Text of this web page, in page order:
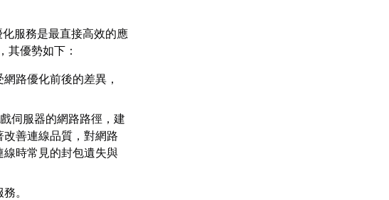
服務是最直接高效的應
其優勢如下：
路優化前後的差異，
伺服器的網路路徑，建
善連線品質，對網路
時常見的封包遺失與
。